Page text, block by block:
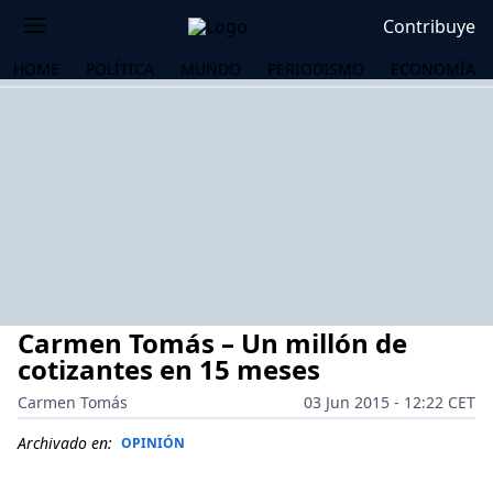
Contribuye
HOME POLÍTICA MUNDO PERIODISMO ECONOMÍA
Carmen Tomás – Un millón de
cotizantes en 15 meses
Carmen Tomás
03 Jun 2015 - 12:22 CET
Archivado en: OPINIÓN